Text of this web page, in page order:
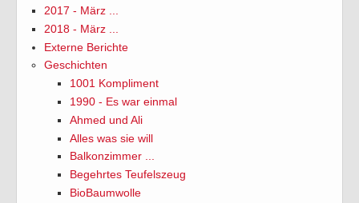
2017 - März ...
2018 - März ...
Externe Berichte
Geschichten
1001 Kompliment
1990 - Es war einmal
Ahmed und Ali
Alles was sie will
Balkonzimmer ...
Begehrtes Teufelszeug
BioBaumwolle